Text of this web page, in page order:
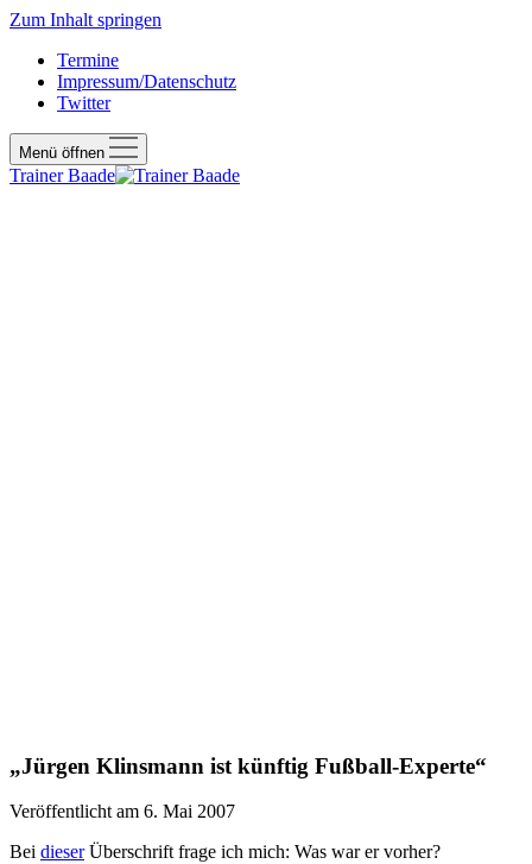
Zum Inhalt springen
Termine
Impressum/Datenschutz
Twitter
Menü öffnen
Trainer Baade
„Jürgen Klinsmann ist künftig Fußball-Experte“
Veröffentlicht am 6. Mai 2007
Bei dieserÜberschrift frage ich mich: Was war er vorher?